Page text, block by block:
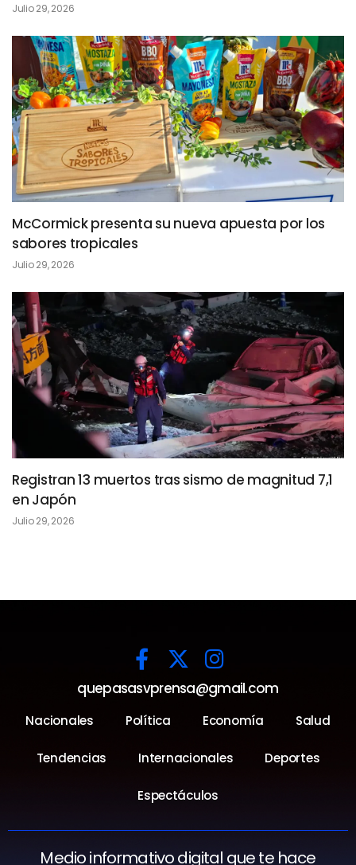
Julio 29, 2026
McCormick presenta su nueva apuesta por los
sabores tropicales
Julio 29, 2026
Registran 13 muertos tras sismo de magnitud 7,1
en Japón
Julio 29, 2026
quepasasvprensa@gmail.com
Nacionales Política Economía Salud
Tendencias Internacionales Deportes
Espectáculos
Medio informativo digital que te hace